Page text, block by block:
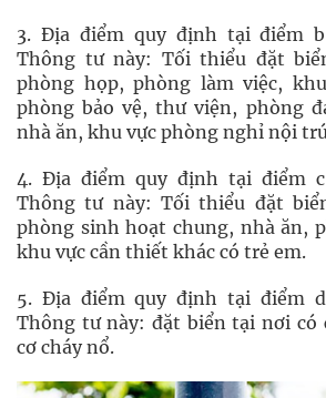
3. Địa điểm quy định tại điểm
Thông tư này: Tối thiểu đặt
phòng họp, phòng làm việc,
phòng bảo vệ, thư viện, phòng
nhà ăn, khu vực phòng nghỉ nội
4. Địa điểm quy định tại điểm
Thông tư này: Tối thiểu đặt
phòng sinh hoạt chung, nhà ăn,
khu vực cần thiết khác có trẻ em.
5. Địa điểm quy định tại điểm
Thông tư này: đặt biển tại nơi có
cơ cháy nổ.